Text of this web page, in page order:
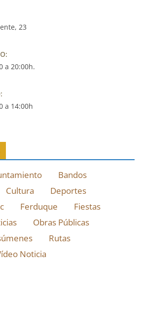
23
a 20:00h.
a 14:00h
Bandos
Cultura
Deportes
Ferduque
Fiestas
Obras Públicas
Rutas
Noticia